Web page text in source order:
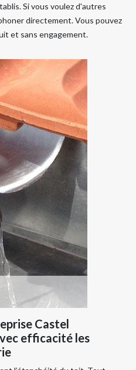
Si vous voulez d'autres
directement. Vous pouvez
et sans engagement.
Castel
efficacité les